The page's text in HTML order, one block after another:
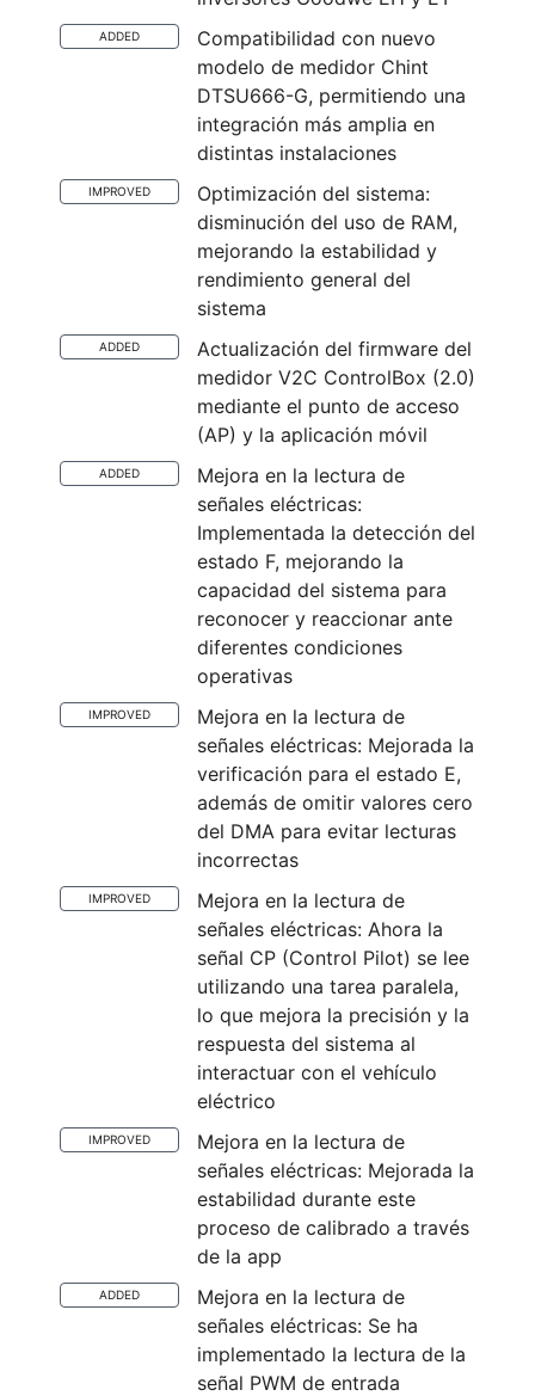
ADDED
Compatibilidad con nuevo
modelo de medidor Chint
DTSU666-G, permitiendo una
integración más amplia en
distintas instalaciones
IMPROVED
Optimización del sistema:
disminución del uso de RAM,
mejorando la estabilidad y
rendimiento general del
sistema
ADDED
Actualización del firmware del
medidor V2C ControlBox (2.0)
mediante el punto de acceso
(AP) y la aplicación móvil
ADDED
Mejora en la lectura de
señales eléctricas:
Implementada la detección del
estado F, mejorando la
capacidad del sistema para
reconocer y reaccionar ante
diferentes condiciones
operativas
IMPROVED
Mejora en la lectura de
señales eléctricas: Mejorada la
verificación para el estado E,
además de omitir valores cero
del DMA para evitar lecturas
incorrectas
IMPROVED
Mejora en la lectura de
señales eléctricas: Ahora la
señal CP (Control Pilot) se lee
utilizando una tarea paralela,
lo que mejora la precisión y la
respuesta del sistema al
interactuar con el vehículo
eléctrico
IMPROVED
Mejora en la lectura de
señales eléctricas: Mejorada la
estabilidad durante este
proceso de calibrado a través
de la app
ADDED
Mejora en la lectura de
señales eléctricas: Se ha
implementado la lectura de la
señal PWM de entrada